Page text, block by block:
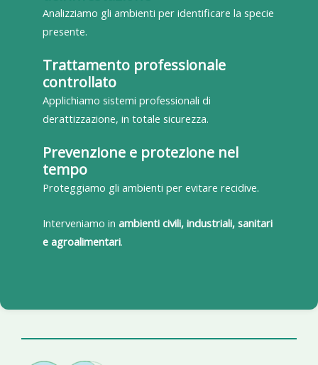
Analizziamo gli ambienti per identificare la specie
presente.
Trattamento professionale
controllato
Applichiamo sistemi professionali di
derattizzazione, in totale sicurezza.
Prevenzione e protezione nel
tempo
Proteggiamo gli ambienti per evitare recidive.
Interveniamo in ambienti civili, industriali, sanitari
e agroalimentari.